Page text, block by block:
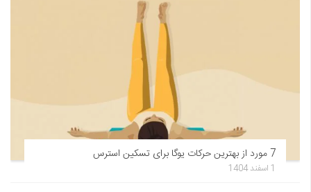
7 مورد از بهترین حرکات یوگا برای تسکین استرس
1 اسفند 1404